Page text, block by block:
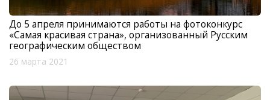
До 5 апреля принимаются работы на фотоконкурс
«Самая красивая страна», организованный Русским
географическим обществом
26 марта 2021